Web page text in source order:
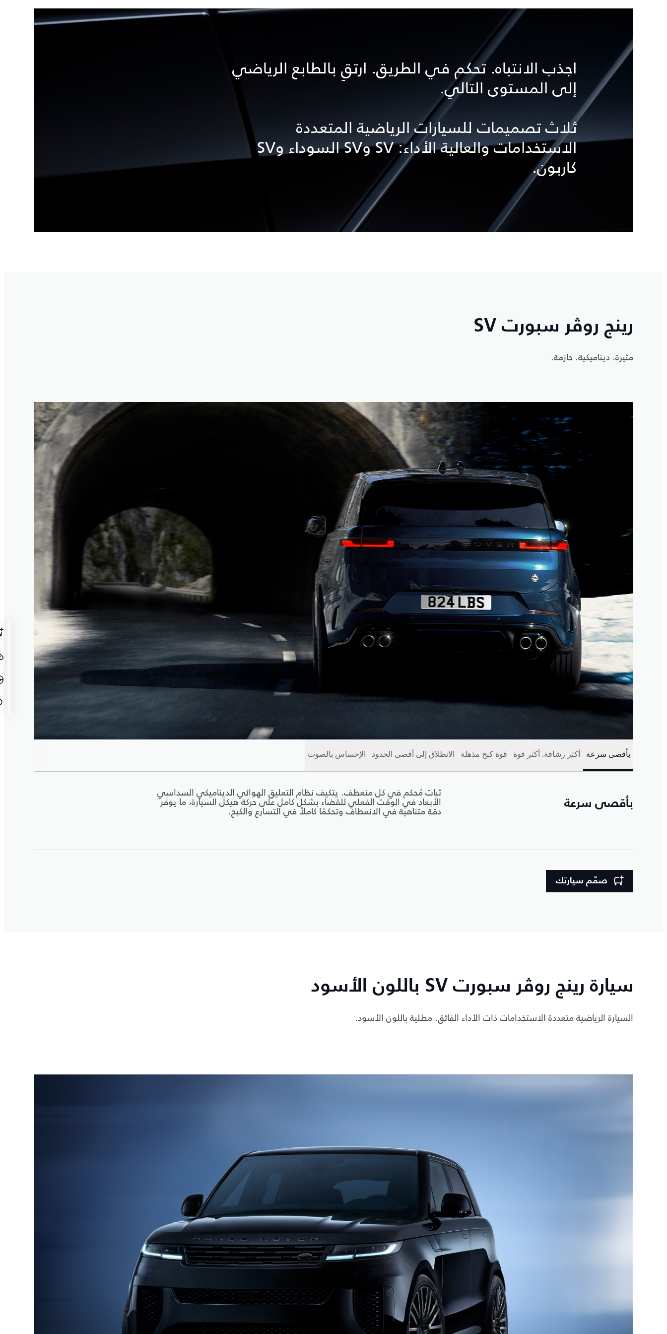
اجذب الانتباه. تحكم في الطريق. ارتقِ بالطابع الرياضي
إلى المستوى التالي.
ثلاث تصميمات للسيارات الرياضية المتعددة
الاستخدامات والعالية الأداء: SV وSV السوداء وSV
كاربون.
رينج روڤر سبورت SV
مثيرة. ديناميكية. حازمة.
بأقصى سرعة أكثر رشاقة. أكثر قوة قوة كبح مذهلة الانطلاق إلى أقصى الحدود الإحساس بالصوت
بأقصى سرعة
ثبات مُحكم في كل منعطف. يتكيف نظام التعليق الهوائي الديناميكي السداسي
الأبعاد في الوقت الفعلي للقضاء بشكل كامل على حركة هيكل السيارة، ما يوفر
دقة متناهية في الانعطاف وتحكمًا كاملاً في التسارع والكبح.
صمّم سيارتك
سيارة رينج روڤر سبورت SV باللون الأسود
السيارة الرياضية متعددة الاستخدامات ذات الأداء الفائق. مطلية باللون الأسود.